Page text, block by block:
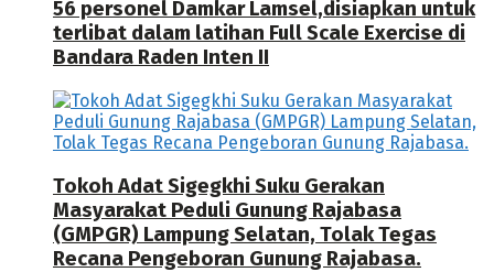
56 personel Damkar Lamsel,disiapkan untuk
terlibat dalam latihan Full Scale Exercise di
Bandara Raden Inten II
Tokoh Adat Sigegkhi Suku Gerakan
Masyarakat Peduli Gunung Rajabasa
(GMPGR) Lampung Selatan, Tolak Tegas
Recana Pengeboran Gunung Rajabasa.